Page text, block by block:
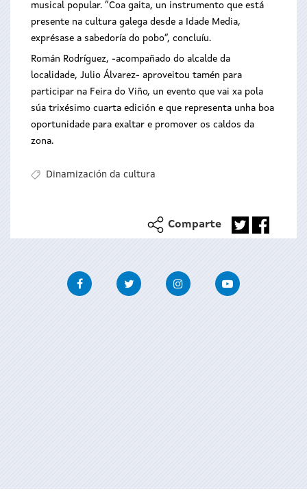
musical popular. “Coa gaita, un instrumento que está
presente na cultura galega desde a Idade Media,
exprésase a sabedoría do pobo”, concluíu.
Román Rodríguez, -acompañado do alcalde da
localidade, Julio Álvarez- aproveitou tamén para
participar na Feira do Viño, un evento que vai xa pola
súa trixésimo cuarta edición e que representa unha boa
oportunidade para exaltar e promover os caldos da
zona.
Dinamización da cultura
Comparte
FacebookTwitter InstagramYoutube